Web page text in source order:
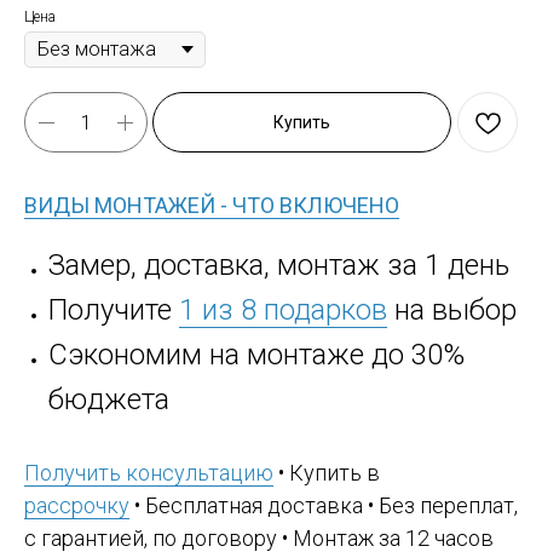
Цена
Купить
ВИДЫ МОНТАЖЕЙ - ЧТО ВКЛЮЧЕНО
Замер, доставка, монтаж за 1 день
Получите 1 из 8 подарков на выбор
Сэкономим на монтаже до 30%
бюджета
Получить консультацию • Купить в
рассрочку • Бесплатная доставка • Без переплат,
с гарантией, по договору • Монтаж за 12 часов